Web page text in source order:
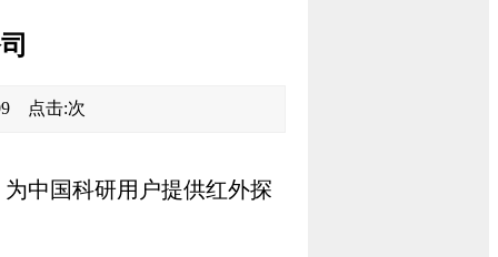
点击:次
中国科研用户提供红外探